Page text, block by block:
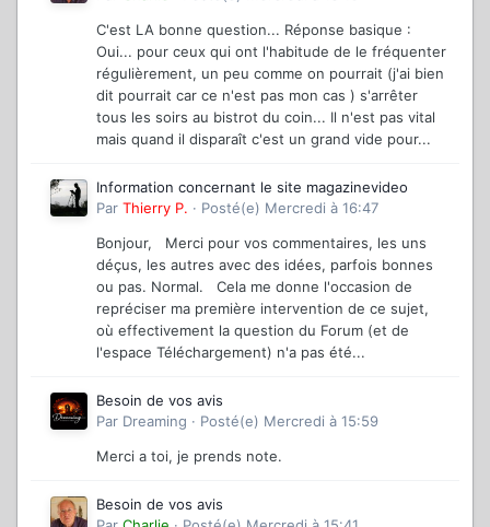
C'est LA bonne question... Réponse basique :
Oui... pour ceux qui ont l'habitude de le fréquenter
régulièrement, un peu comme on pourrait (j'ai bien
dit pourrait car ce n'est pas mon cas ) s'arrêter
tous les soirs au bistrot du coin... Il n'est pas vital
mais quand il disparaît c'est un grand vide pour...
Information concernant le site magazinevideo
Par Thierry P. · Posté(e) Mercredi à 16:47
Bonjour, Merci pour vos commentaires, les uns
déçus, les autres avec des idées, parfois bonnes
ou pas. Normal. Cela me donne l'occasion de
repréciser ma première intervention de ce sujet,
où effectivement la question du Forum (et de
l'espace Téléchargement) n'a pas été...
Besoin de vos avis
Par Dreaming · Posté(e) Mercredi à 15:59
Merci a toi, je prends note.
Besoin de vos avis